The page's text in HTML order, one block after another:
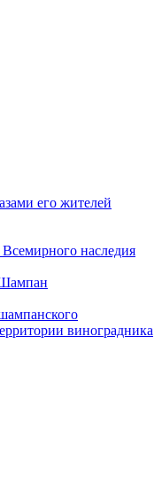
его жителей
наследия
виноградника